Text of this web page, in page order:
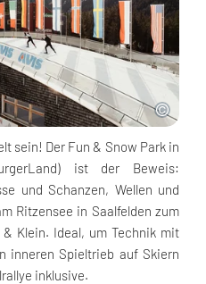
sein! Der Fun & Snow Park in
ist der Beweis:
und Schanzen, Wellen und
Ritzensee in Saalfelden zum
Klein. Ideal, um Technik mit
inneren Spieltrieb auf Skiern
inklusive.